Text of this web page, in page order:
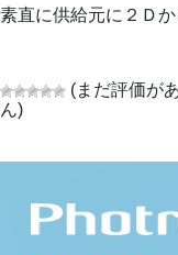
素直に供給元に２Ｄ
(まだ評価が
ん)